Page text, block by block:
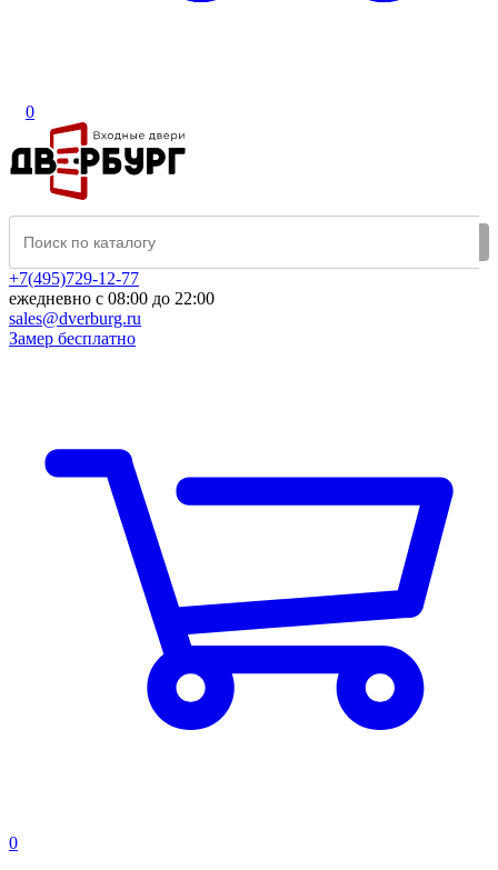
0
+7(495)729-12-77
ежедневно с 08:00 до 22:00
sales@dverburg.ru
Замер бесплатно
0